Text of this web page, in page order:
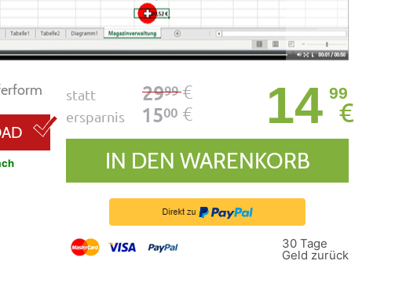
statt 2999€
ersparnis 1500 € 14 99
€
IN DEN WARENKORB
30 Tage
Geld zurück